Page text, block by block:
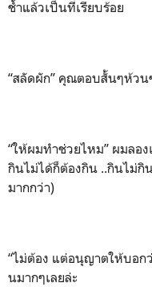
ช้ำแล้วเป็นที่เรียบร้อย
“สลัดผัก” คุณตอบสั้นๆห้วน
“ให้ผมทำช่วยไหม” ผมลอง
กินไม่ได้ก็ต้องกิน ..กินไม่กิ
มากกว่า)
“ไม่ต้อง แต่อนุญาตให้บอก
นมากๆเลยล่ะ